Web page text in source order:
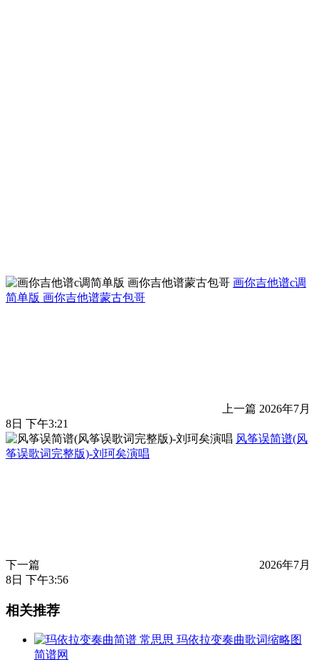
画你吉他谱c调
简单版 画你吉他谱蒙古包哥
上一篇 2026年7月
8日 下午3:21
风筝误简谱(风
筝误歌词完整版)-刘珂矣演唱
下一篇
2026年7月
8日 下午3:56
相关推荐
简谱网